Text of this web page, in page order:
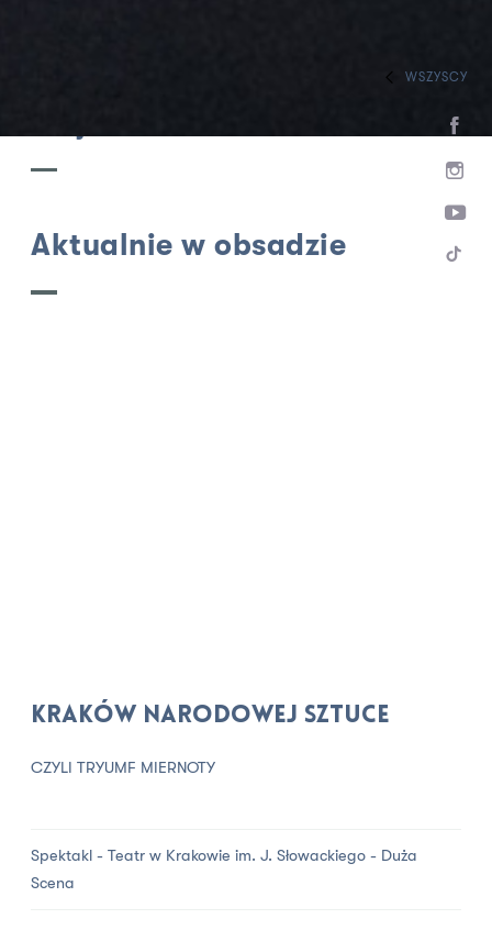
WSZYSCY
AKTORZY WSPÓŁPRACUJĄCY
Aktualnie w obsadzie
Kraków narodowej sztuce
CZYLI TRYUMF MIERNOTY
Spektakl - Teatr w Krakowie im. J. Słowackiego - Duża
Scena